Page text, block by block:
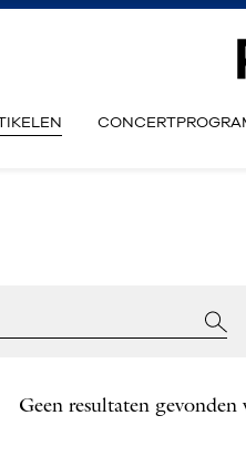
Geen resultaten gevonden